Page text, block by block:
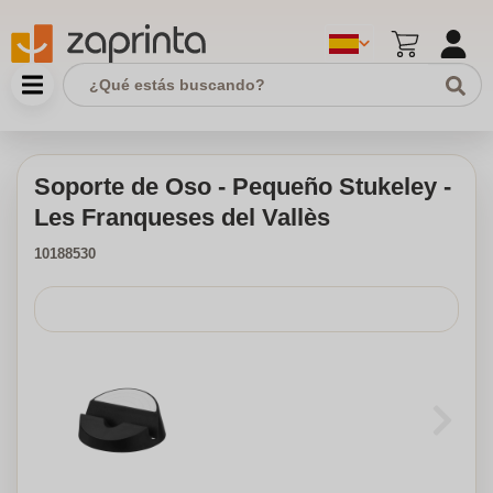
Soporte de Oso - Pequeño Stukeley -
Les Franqueses del Vallès
10188530